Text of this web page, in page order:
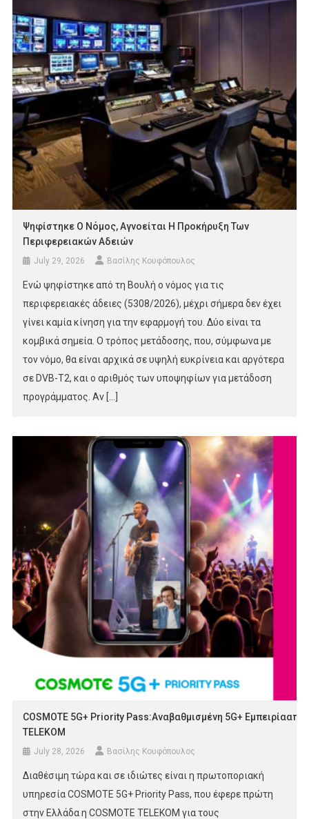
Ψηφίστηκε Ο Νόμος, Αγνοείται Η Προκήρυξη Των
Περιφερειακών Αδειών
July 29, 2026 Βασίλης Κουφόπουλος
Eνώ ψηφίστηκε από τη Βουλή ο νόμος για τις
περιφερειακές άδειες (5308/2026), μέχρι σήμερα δεν έχει
γίνει καμία κίνηση για την εφαρμογή του. Δύο είναι τα
κομβικά σημεία. Ο τρόπος μετάδοσης, που, σύμφωνα με
τον νόμο, θα είναι αρχικά σε υψηλή ευκρίνεια και αργότερα
σε DVB-T2, και ο αριθμός των υποψηφίων για μετάδοση
προγράμματος. Αν […]
COSMOTE 5G+ Priority Pass:Αναβαθμισμένη 5G+
TELEKOM
July 28, 2026 Βασίλης Κουφόπουλος
Διαθέσιμη τώρα και σε ιδιώτες είναι η πρωτοποριακή
υπηρεσία COSMOTE 5G+ Priority Pass, που έφερε πρώτη
στην Ελλάδα η COSMOTE TELEKOM για τους